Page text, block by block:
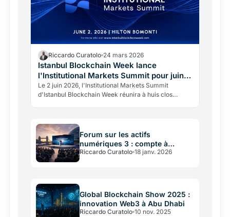
Riccardo Curatolo 24 mars 2026
Istanbul Blockchain Week lance
l'Institutional Markets Summit pour juin
2026
Le 2 juin 2026, l'Institutional Markets Summit
d'Istanbul Blockchain Week réunira à huis clos
Forum sur les actifs
numériques 3 : compte à
rebours final
Riccardo Curatolo 18 janv. 2026
Global Blockchain Show 2025 :
innovation Web3 à Abu Dhabi
Riccardo Curatolo 10 nov. 2025